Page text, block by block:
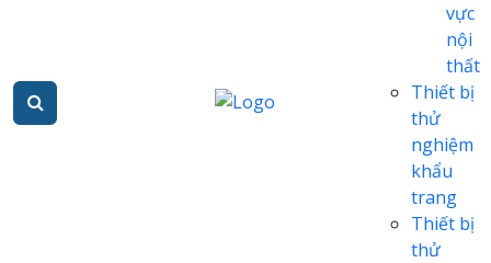
vực
nội
thất
Thiết bị
thử
nghiệm
khẩu
trang
Thiết bị
thử